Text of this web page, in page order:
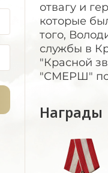
отвагу и
которые
того,
службы в
"Красной
"СМЕРШ"
Награды